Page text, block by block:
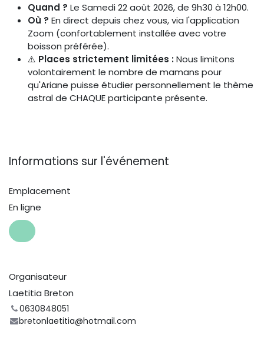
Quand ? Le Samedi 22 août 2026, de 9h30 à 12h00.
Où ? En direct depuis chez vous, via l'application
Zoom (confortablement installée avec votre
boisson préférée).
⚠️ Places strictement limitées :Nous limitons
volontairement le nombre de mamans pour
qu'Ariane puisse étudier personnellement le thème
astral de CHAQUE participante présente.
Informations sur l'événement
Emplacement
En ligne
Organisateur
Laetitia Breton
0630848051
bretonlaetitia@hotmail.com